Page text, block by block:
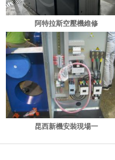
阿特拉斯空壓機維修
昆西新機安裝現場一